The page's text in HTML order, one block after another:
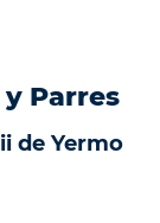
Parres
de Yermo